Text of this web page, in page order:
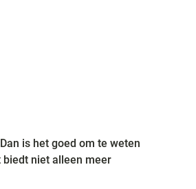
is het goed om te weten
niet alleen meer